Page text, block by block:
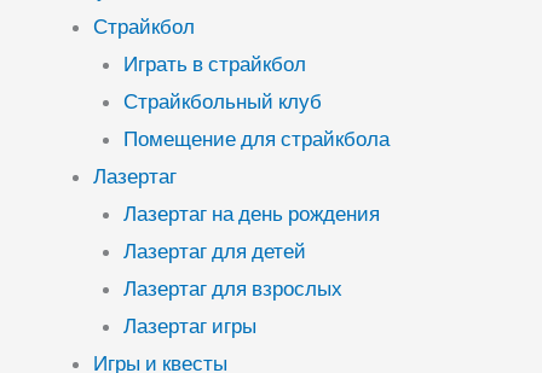
Страйкбол
Играть в страйкбол
Страйкбольный клуб
Помещение для страйкбола
Лазертаг
Лазертаг на день рождения
Лазертаг для детей
Лазертаг для взрослых
Лазертаг игры
Игры и квесты